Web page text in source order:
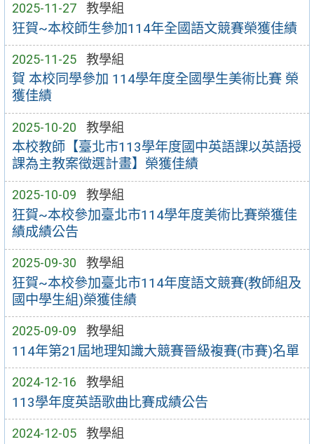
2025-11-27 教學組
狂賀~本校師生參加114年全國語文競賽榮獲佳績
2025-11-25 教學組
賀 本校同學參加 114學年度全國學生美術比賽 榮
獲佳績
2025-10-20 教學組
本校教師【臺北市113學年度國中英語課以英語授
課為主教案徵選計畫】榮獲佳績
2025-10-09 教學組
狂賀~本校參加臺北市114學年度美術比賽榮獲佳
績成績公告
2025-09-30 教學組
狂賀~本校參加臺北市114年度語文競賽(教師組及
國中學生組)榮獲佳績
2025-09-09 教學組
114年第21屆地理知識大競賽晉級複賽(市賽)名單
2024-12-16 教學組
113學年度英語歌曲比賽成績公告
2024-12-05 教學組